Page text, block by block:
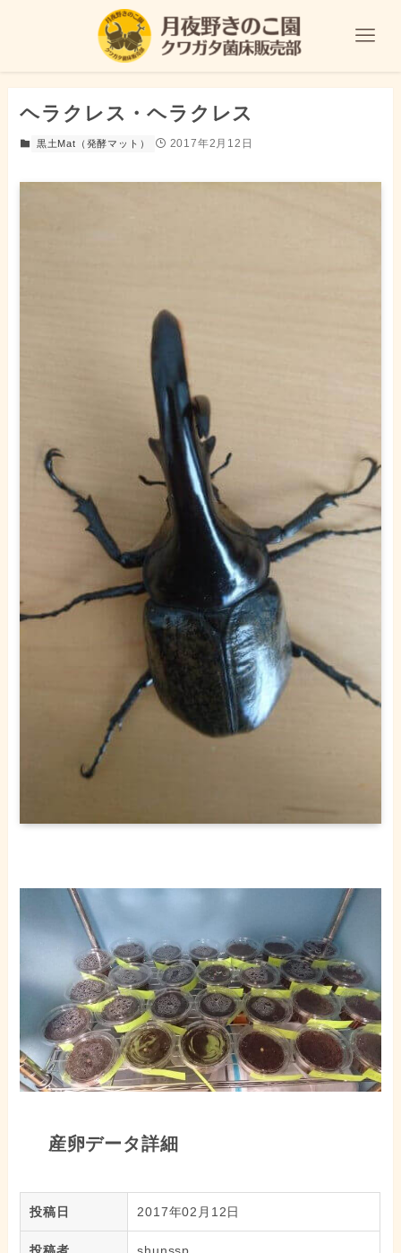
ヘラクレス・ヘラクレス
黒土Mat（発酵マット） 2017年2月12日
産卵データ詳細
投稿日 2017年02月12日